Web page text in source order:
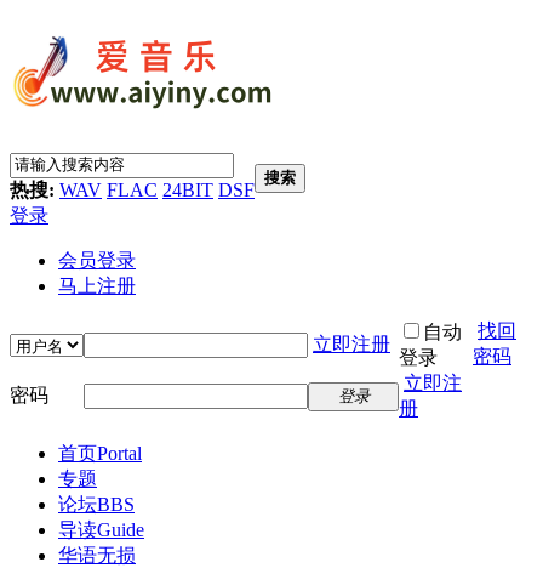
热搜: WAV FLAC 24BIT DSF
搜索
登录
会员登录
马上注册
立即注册
自动
登录
找回
密码
密码
登录
立即注
册
首页Portal
专题
论坛BBS
导读Guide
华语无损